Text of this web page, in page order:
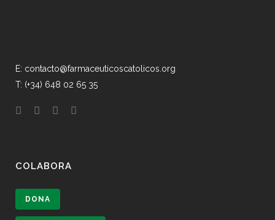
E: contacto@farmaceuticoscatolicos.org
T: (+34) 648 02 65 35
COLABORA
DONA